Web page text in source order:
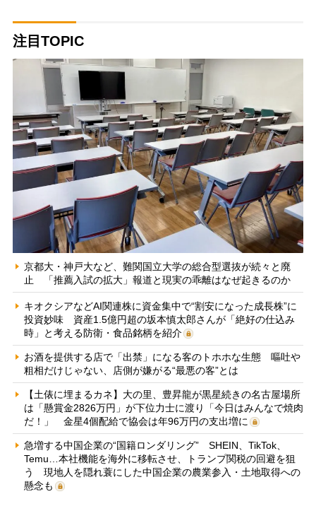
注目TOPIC
京都大・神戸大など、難関国立大学の総合型選抜が続々と廃
止 「推薦入試の拡大」報道と現実の乖離はなぜ起きるのか
キオクシアなどAI関連株に資金集中で“割安になった成長株”に
投資妙味 資産1.5億円超の坂本慎太郎さんが「絶好の仕込み
時」と考える防衛・食品銘柄を紹介
お酒を提供する店で「出禁」になる客のトホホな生態 嘔吐や
粗相だけじゃない、店側が嫌がる“最悪の客”とは
【土俵に埋まるカネ】大の里、豊昇龍が黒星続きの名古屋場所
は「懸賞金2826万円」が下位力士に渡り「今日はみんなで焼肉
だ！」 金星4個配給で協会は年96万円の支出増に
急増する中国企業の“国籍ロンダリング” SHEIN、TikTok、
Temu…本社機能を海外に移転させ、トランプ関税の回避を狙
う 現地人を隠れ蓑にした中国企業の農業参入・土地取得への
懸念も